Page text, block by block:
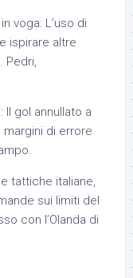
voga: L’uso di
ispirare altre
Pedri,
Il gol annullato a
di errore
tattiche italiane,
sui limiti del
con l’Olanda di